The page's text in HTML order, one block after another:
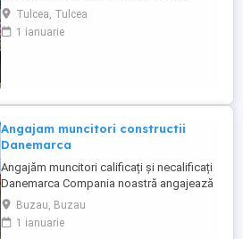
AJUTOR SONDOR FORAJE PUTURI APA
Vrei salariu bun, cazare asigurata,
program clar si stabilitate pe termen lung?
organizat, ...
Tulcea, Tulcea
1 ianuarie
Angajam muncitori constructii
Danemarca
Angajăm muncitori calificați și necalificați
Danemarca Compania noastră angajează
muncitori calificați și necalificați pentru
construcții în Danemarca. Oferim: * Salariu
atractiv, plătit la timp. * Cazare * Contract
Buzau, Buzau
1 ianuarie